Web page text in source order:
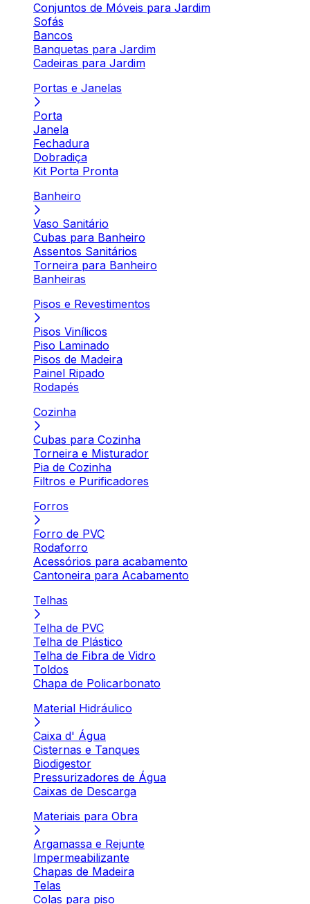
Conjuntos de Móveis para Jardim
Sofás
Bancos
Banquetas para Jardim
Cadeiras para Jardim
Portas e Janelas
Porta
Janela
Fechadura
Dobradiça
Kit Porta Pronta
Banheiro
Vaso Sanitário
Cubas para Banheiro
Assentos Sanitários
Torneira para Banheiro
Banheiras
Pisos e Revestimentos
Pisos Vinílicos
Piso Laminado
Pisos de Madeira
Painel Ripado
Rodapés
Cozinha
Cubas para Cozinha
Torneira e Misturador
Pia de Cozinha
Filtros e Purificadores
Forros
Forro de PVC
Rodaforro
Acessórios para acabamento
Cantoneira para Acabamento
Telhas
Telha de PVC
Telha de Plástico
Telha de Fibra de Vidro
Toldos
Chapa de Policarbonato
Material Hidráulico
Caixa d' Água
Cisternas e Tanques
Biodigestor
Pressurizadores de Água
Caixas de Descarga
Materiais para Obra
Argamassa e Rejunte
Impermeabilizante
Chapas de Madeira
Telas
Colas para piso